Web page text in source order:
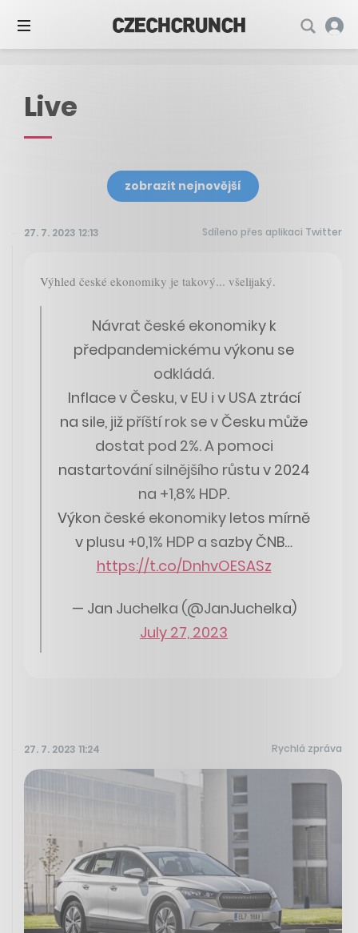
Live
zobrazit nejnovější
27. 7. 2023 12:13 Sdíleno přes aplikaci Twitter
Výhled české ekonomiky je takový... všelijaký.
Návrat české ekonomiky k
předpandemickému výkonu se
odkládá.
Inflace v Česku, v EU i v USA ztrácí
na sile, již příští rok se v Česku může
dostat pod 2%. A pomoci
nastartování silnějšího růstu v 2024
na +1,8% HDP.
Výkon české ekonomiky letos mírně
v plusu +0,1% HDP a sazby ČNB…
https://t.co/DnhvOESASz
— Jan Juchelka (@JanJuchelka)
July 27, 2023
27. 7. 2023 11:24 Rychlá zpráva